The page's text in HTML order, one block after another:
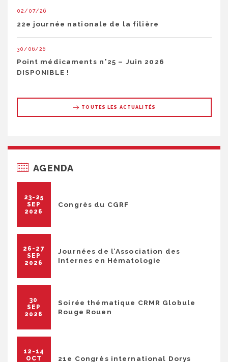
02/07/26
22e journée nationale de la filière
30/06/26
Point médicaments n°25 – Juin 2026
DISPONIBLE !
TOUTES LES ACTUALITÉS
AGENDA
23-25
SEP
2026
Congrès du CGRF
26-27
SEP
2026
Journées de l’Association des
Internes en Hématologie
30
SEP
2026
Soirée thématique CRMR Globule
Rouge Rouen
12-14
OCT
21e Congrès international Dorys